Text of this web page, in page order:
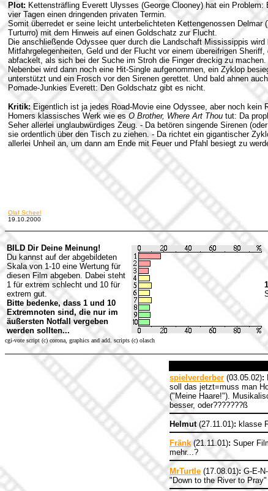
Plot: Kettensträfling Everett Ulysses (George Clooney) hat ein
vier Tagen einen dringenden privaten Termin.
Somit überredet er seine leicht unterbelichteten Kettengenossen Delmar
Turturro) mit dem Hinweis auf einen Goldschatz zur Flucht.
Die anschließende Odyssee quer durch die Landschaft Mississippis
Mitfahrgelegenheiten, Geld und der Flucht vor einem übereifrigen
abfackelt, als sich bei der Suche im Stroh die Finger dreckig zu machen.
Nebenbei wird dann noch eine Hit-Single aufgenommen, ein Zyklop
unterstützt und ein Frosch vor den Sirenen gerettet. Und bald ahnen
Pomade-Junkies Everett: Den Goldschatz gibt es nicht.
Kritik:Eigentlich ist ja jedes Road-Movie eine Odyssee, aber noch kein
Homers klassisches Werk wie es O Brother, Where Art Thou tut: Da
Seher allerlei unglaubwürdiges Zeug. - Da betören singende Sirenen
sie ordentlich über den Tisch zu ziehen. - Da richtet ein gigantischer
allerlei Unheil an, um dann am Ende mit Feuer und Pfahl besiegt zu
Olaf Scheel
19.10.2000
BILD Dir Deine Meinung!
Du kannst auf der abgebildeten
Skala von 1-10 eine Wertung für
diesen Film abgeben. Dabei steht
1 für extrem schlecht und 10 für
extrem gut.
Bitte bedenke, dass 1 und 10
Extremnoten sind, die nur im
äußersten Notfall vergeben
werden sollten...
cgi-vote script (c) corona, graphics and add. scripts (c) olasch
spielverderber (03.05.02):
soll das jetzt=muss man
("Meine Haare!").
besser, oder???????ß
Helmut(27.11.01): klasse
Fränk(21.11.01): Super
mehr...?
MrTurtle (17.08.01): G-E-
"Down to the River to Pray"